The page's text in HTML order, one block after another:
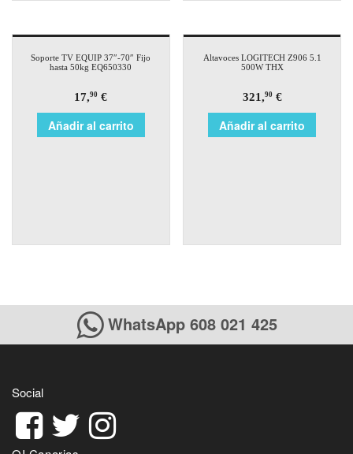
Soporte TV EQUIP 37″-70″ Fijo
hasta 50kg EQ650330
17,90 €
Añadir al carrito
Altavoces LOGITECH Z906 5.1
500W THX
321,90€
Añadir al carrito
WhatsApp 608 021 425
Social